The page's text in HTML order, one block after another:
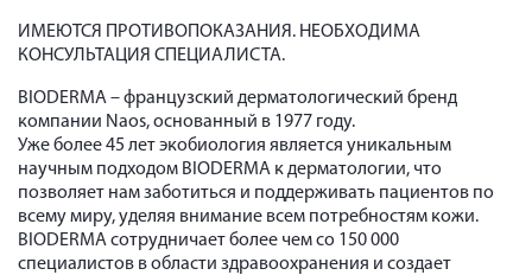
ИМЕЮТСЯ ПРОТИВОПОКАЗАНИЯ. НЕОБХОДИМА
КОНСУЛЬТАЦИЯ СПЕЦИАЛИСТА.
BIODERMA – французский дерматологический бренд
компании Naos, основанный в 1977 году.
Уже более 45 лет экобиология является уникальным
научным подходом BIODERMA к дерматологии, что
позволяет нам заботиться и поддерживать пациентов по
всему миру, уделяя внимание всем потребностям кожи.
BIODERMA сотрудничает более чем со 150 000
специалистов в области здравоохранения и создает